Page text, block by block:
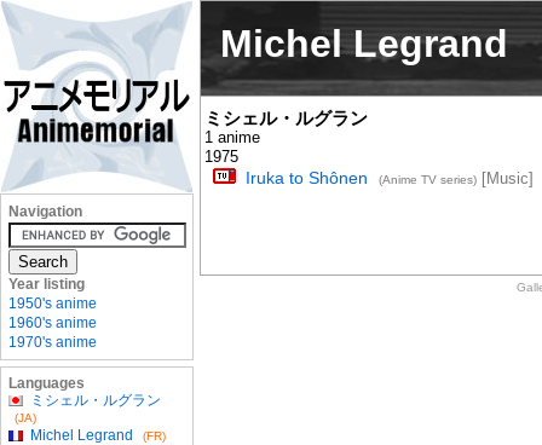
Michel Legrand
ミシェル・ルグラン
1 anime
1975
Iruka to Shônen (Anime TV series)[Music]
Navigation
Year listing
1950's anime
1960's anime
1970's anime
Languages
ミシェル・ルグラン
(JA)
Michel Legrand (FR)